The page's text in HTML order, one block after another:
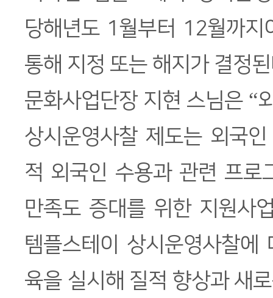
당해년도 1월부터 12월까지
통해 지정 또는 해지가 결정
문화사업단장 지현 스님은 “
상시운영사찰 제도는 외국
적 외국인 수용과 관련 프로
만족도 증대를 위한 지원사
템플스테이 상시운영사찰에
육을 실시해 질적 향상과 새